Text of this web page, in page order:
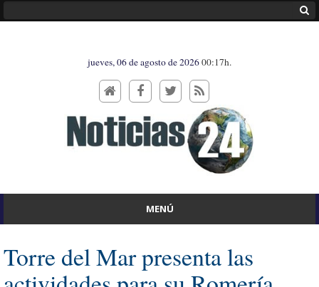
jueves, 06 de agosto de 202600:17h.
MENÚ
Torre del Mar presenta las